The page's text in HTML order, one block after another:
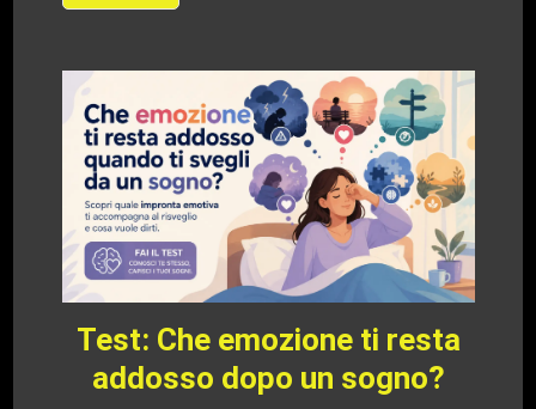
Test: Che emozione ti resta
addosso dopo un sogno?